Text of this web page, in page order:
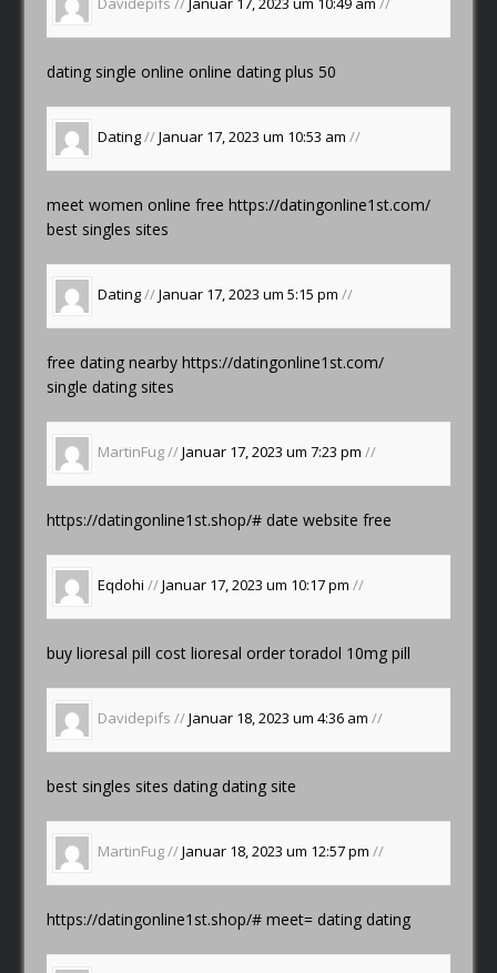
dating single onlineonline dating plus 50
Dating//Januar 17, 2023 um 10:53 am//
meet women online freehttps://datingonline1st.com/
best singles sites
Dating//Januar 17, 2023 um 5:15 pm//
free dating nearbyhttps://datingonline1st.com/
single dating sites
MartinFug //Januar 17, 2023 um 7:23 pm//
https://datingonline1st.shop/# date website free
Eqdohi //Januar 17, 2023 um 10:17 pm//
buy lioresal pillcost lioresal order toradol 10mg pill
Davidepifs //Januar 18, 2023 um 4:36 am//
best singles sites dating dating site
MartinFug //Januar 18, 2023 um 12:57 pm//
https://datingonline1st.shop/# meet= dating dating